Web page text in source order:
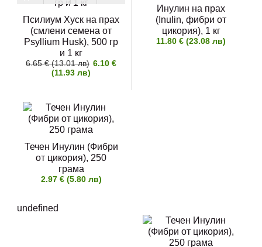
Псилиум Хуск на прах
(смлени семена от
Psyllium Husk), 500 гр
и 1 кг
6.65 € (13.01 лв) 6.10 €
(11.93 лв)
Инулин на прах
(Inulin, фибри от
цикория), 1 кг
11.80 € (23.08 лв)
Течен Инулин (Фибри
от цикория), 250
грама
2.97 € (5.80 лв)
undefined